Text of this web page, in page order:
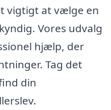
vigtigt at vælge en
Vores udvalg
hjælp, der
Tag det
din